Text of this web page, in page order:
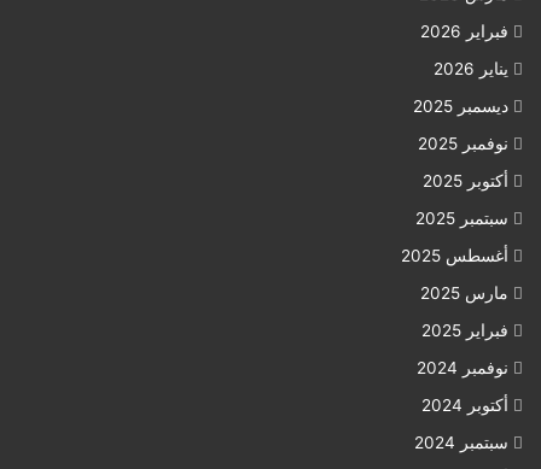
فبراير 2026
يناير 2026
ديسمبر 2025
نوفمبر 2025
أكتوبر 2025
سبتمبر 2025
أغسطس 2025
مارس 2025
فبراير 2025
نوفمبر 2024
أكتوبر 2024
سبتمبر 2024